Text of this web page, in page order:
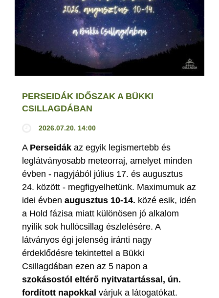
PERSEIDÁK IDŐSZAK A BÜKKI
CSILLAGDÁBAN
2026.07.20. 14:00
A Perseidák az egyik legismertebb és
leglátványosabb meteorraj, amelyet minden
évben - nagyjából július 17. és augusztus
24. között - megfigyelhetünk. Maximumuk az
idei évben augusztus 10-14. közé esik, idén
a Hold fázisa miatt különösen jó alkalom
nyílik sok hullócsillag észlelésére. A
látványos égi jelenség iránti nagy
érdeklődésre tekintettel a Bükki
Csillagdában ezen az 5 napon a
szokásostól eltérő nyitvatartással, ún.
fordított napokkal várjuk a látogatókat.